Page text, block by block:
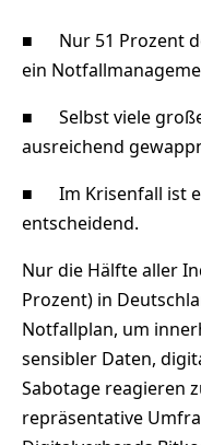
■ Nur 51 Prozent
ein
■ Selbst viele
ausreichend
■ Im Krisenfall ist
entscheidend.
Nur die Hälfte aller
Prozent) in
Notfallplan, um
sensibler Daten,
Sabotage reagieren
repräsentative